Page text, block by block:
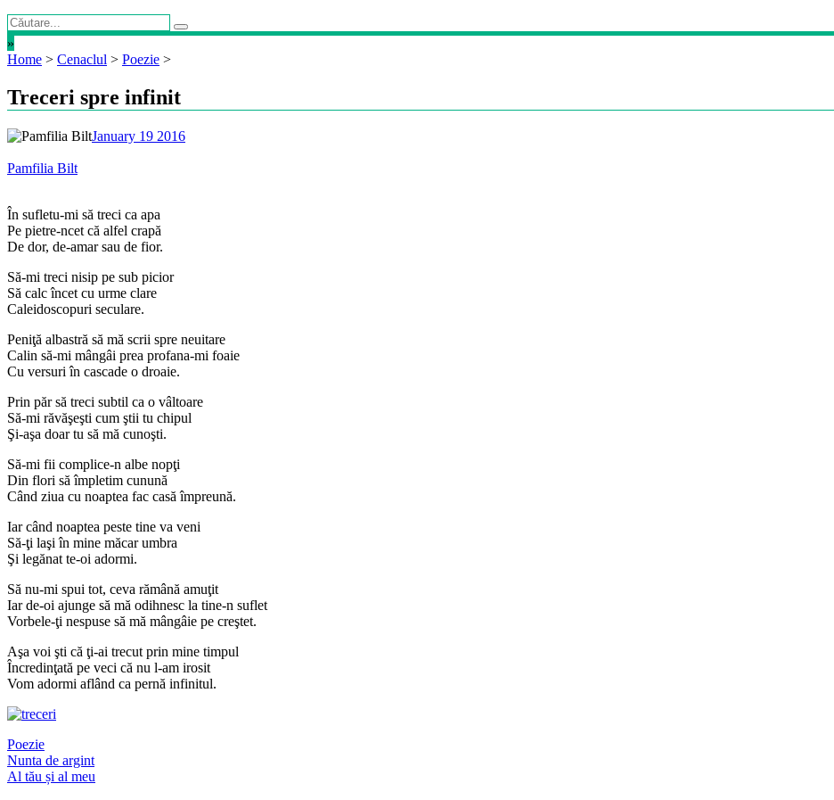
»
Home > Cenaclul > Poezie >
Treceri spre infinit
January 19 2016
Pamfilia Bilt
În sufletu-mi să treci ca apa
Pe pietre-ncet că alfel crapă
De dor, de-amar sau de fior.
Să-mi treci nisip pe sub picior
Să calc încet cu urme clare
Caleidoscopuri seculare.
Peniţă albastră să mă scrii spre neuitare
Calin să-mi mângâi prea profana-mi foaie
Cu versuri în cascade o droaie.
Prin păr să treci subtil ca o vâltoare
Să-mi răvăşeşti cum ştii tu chipul
Şi-aşa doar tu să mă cunoşti.
Să-mi fii complice-n albe nopţi
Din flori să împletim cunună
Când ziua cu noaptea fac casă împreună.
Iar când noaptea peste tine va veni
Să-ţi laşi în mine măcar umbra
Şi legănat te-oi adormi.
Să nu-mi spui tot, ceva rămână amuţit
Iar de-oi ajunge să mă odihnesc la tine-n suflet
Vorbele-ţi nespuse să mă mângâie pe creştet.
Aşa voi şti că ţi-ai trecut prin mine timpul
Încredinţată pe veci că nu l-am irosit
Vom adormi aflând ca pernă infinitul.
Poezie
Post
navigation
Nunta de argint
Al tău și al meu